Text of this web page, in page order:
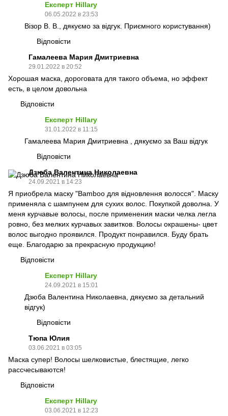
Експерт Hillary
06.05.2022 в 23:53
Візор В. В., дякуємо за відгук. Приємного користування)
Відповісти
Гамалеева Мария Дмитриевна
29.01.2022 в 20:52
Хорошая маска, дороговата для такого объема, но эффект
есть, в целом довольна
Відповісти
Експерт Hillary
31.01.2022 в 11:15
Гамалеева Мария Дмитриевна , дякуємо за Ваш відгук
Відповісти
Дзюба Валентина Николаевна
24.09.2021 в 14:23
Я приобрела маску "Bamboo для вiдновлення волосся". Маску
применяла с шампунем для сухих волос. Покупкой доволна. У
меня курчавые волосы, после применения маски челка легла
ровно, без мелких курчавых завитков. Волосы окрашены- цвет
волос выгодно проявился. Продукт понравился. Буду брать
еще. Благодарю за прекрасную продукцию!
Відповісти
Експерт Hillary
24.09.2021 в 15:01
Дзюба Валентина Николаевна, дякуємо за детальний
відгук)
Відповісти
Тюпа Юлия
03.06.2021 в 03:05
Маска супер! Волосы шелковистые, блестящие, легко
рассчесываются!
Відповісти
Експерт Hillary
03.06.2021 в 12:23